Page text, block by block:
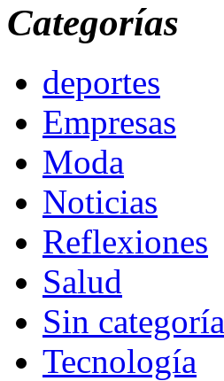
Categorías
deportes
Empresas
Moda
Noticias
Reflexiones
Salud
Sin categoría
Tecnología